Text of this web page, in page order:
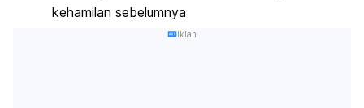
kehamilan sebelumnya
Iklan